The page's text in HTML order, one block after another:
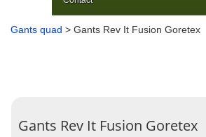
Gants quad > Gants Rev It Fusion Goretex
Gants Rev It Fusion Goretex